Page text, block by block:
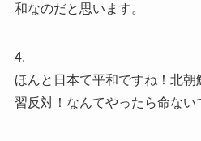
和なのだと思います。
4.
ほんと日本て平和ですね！北
習反対！なんてやったら命ない